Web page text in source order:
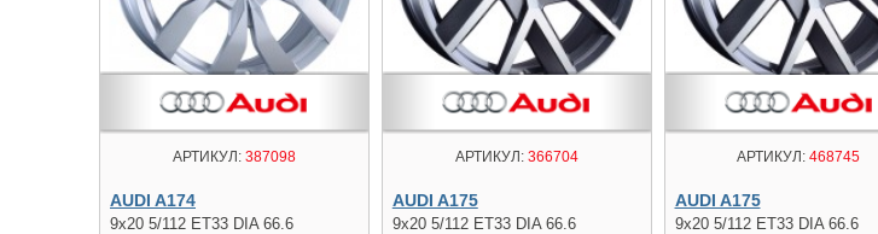
АРТИКУЛ:387098
AUDI A174
9x20 5/112 ET33 DIA 66.6
АРТИКУЛ:366704
AUDI A175
9x20 5/112 ET33 DIA 66.6
АРТИКУЛ: 468745
AUDI A175
9x20 5/112 ET33 DIA 66.6